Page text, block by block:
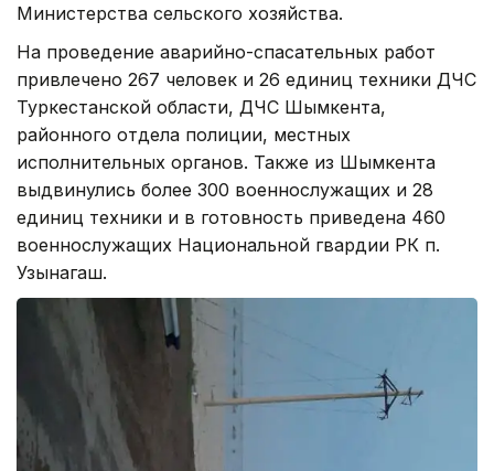
Министерства сельского хозяйства.
На проведение аварийно-спасательных работ
привлечено 267 человек и 26 единиц техники ДЧС
Туркестанской области, ДЧС Шымкента,
районного отдела полиции, местных
исполнительных органов. Также из Шымкента
выдвинулись более 300 военнослужащих и 28
единиц техники и в готовность приведена 460
военнослужащих Национальной гвардии РК п.
Узынагаш.